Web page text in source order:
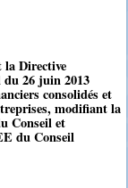
Directive
du 26 juin 2013
consolidés et
modifiant la
Conseil et
du Conseil